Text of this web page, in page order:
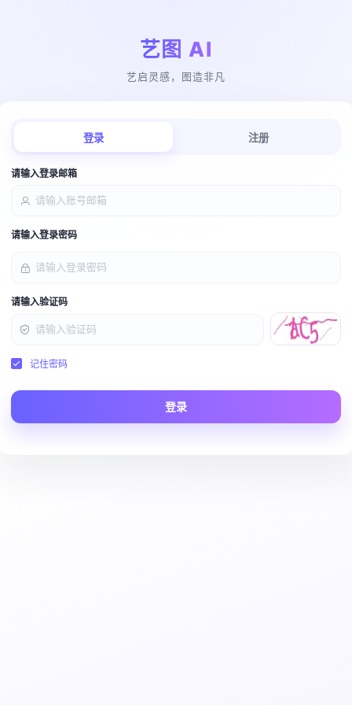
艺图 AI
艺启灵感，图造非凡
登录 注册
请输入登录邮箱
请输入登录密码
请输入验证码
记住密码
登录